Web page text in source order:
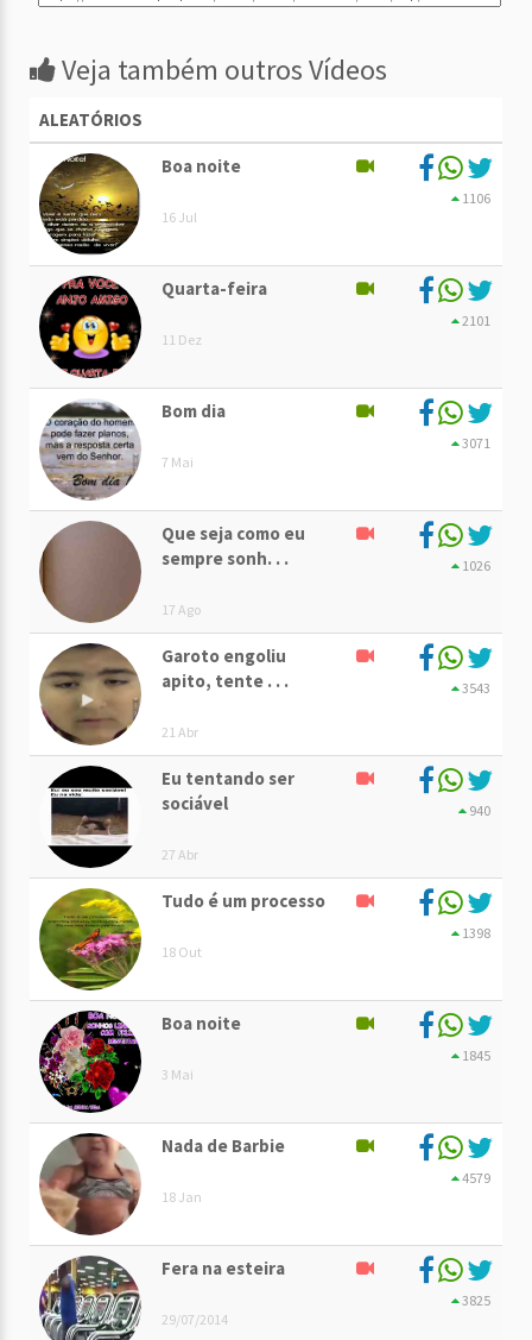
Veja também outros Vídeos
ALEATÓRIOS
Boa noite
16 Jul
1106
Quarta-feira
11 Dez
2101
Bom dia
7 Mai
3071
Que seja como eu
sempre sonh. . .
17 Ago
1026
Garoto engoliu
apito, tente . . .
21 Abr
3543
Eu tentando ser
sociável
27 Abr
940
Tudo é um processo
18 Out
1398
Boa noite
3 Mai
1845
Nada de Barbie
18 Jan
4579
Fera na esteira
29/07/2014
3825